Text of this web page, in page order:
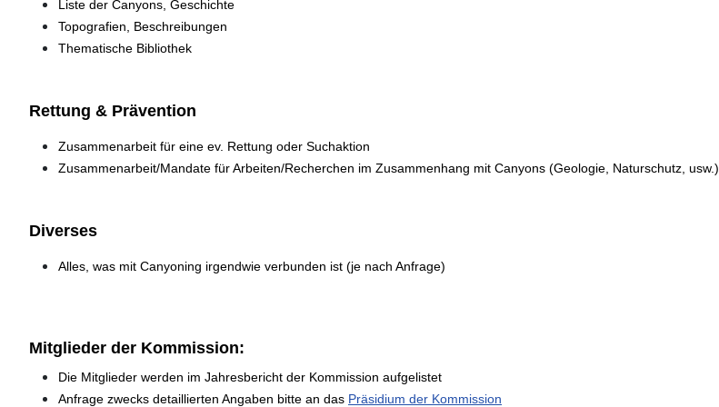
Liste der Canyons, Geschichte
Topografien, Beschreibungen
Thematische Bibliothek
Rettung & Prävention
Zusammenarbeit für eine ev. Rettung oder Suchaktion
Zusammenarbeit/Mandate für Arbeiten/Recherchen im Zusammenhang mit Canyons (Geologie, Naturschutz, usw.)
Diverses
Alles, was mit Canyoning irgendwie verbunden ist (je nach Anfrage)
Mitglieder der Kommission:
Die Mitglieder werden im Jahresbericht der Kommission aufgelistet
Anfrage zwecks detaillierten Angaben bitte an das Präsidium der Kommission